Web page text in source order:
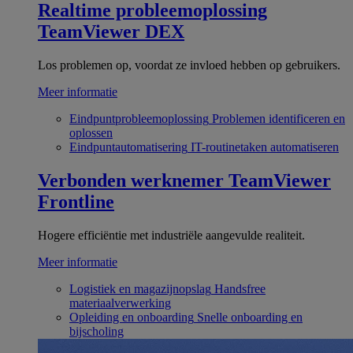
Realtime probleemoplossing
TeamViewer DEX
Los problemen op, voordat ze invloed hebben op gebruikers.
Meer informatie
Eindpuntprobleemoplossing Problemen identificeren en
oplossen
Eindpuntautomatisering IT-routinetaken automatiseren
Verbonden werknemer TeamViewer
Frontline
Hogere efficiëntie met industriële aangevulde realiteit.
Meer informatie
Logistiek en magazijnopslag Handsfree
materiaalverwerking
Opleiding en onboarding Snelle onboarding en
bijscholing